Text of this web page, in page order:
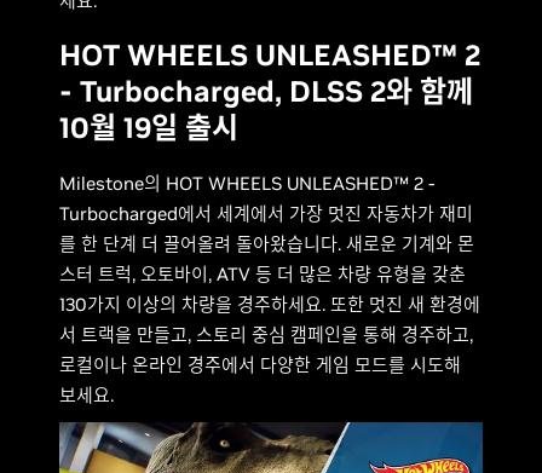
HOT WHEELS UNLEASHED™ 2
- Turbocharged, DLSS 2와 함께
10월 19일 출시
Milestone의 HOT WHEELS UNLEASHED™ 2 -
Turbocharged에서 세계에서 가장 멋진 자동차가 재미
를 한 단계 더 끌어올려 돌아왔습니다. 새로운 기계와 몬
스터 트럭, 오토바이, ATV 등 더 많은 차량 유형을 갖춘
130가지 이상의 차량을 경주하세요. 또한 멋진 새 환경에
서 트랙을 만들고, 스토리 중심 캠페인을 통해 경주하고,
로컬이나 온라인 경주에서 다양한 게임 모드를 시도해
보세요.